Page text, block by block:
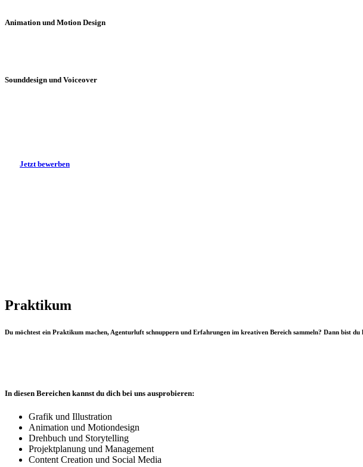
Animation und Motion Design
Sounddesign und Voiceover
Jetzt bewerben
Praktikum
Du möchtest ein Praktikum machen, Agenturluft schnuppern und Erfahrungen im kreativen Bereich sammeln? Dann bist
In diesen Bereichen kannst du dich bei uns ausprobieren:
Grafik und Illustration
Animation und Motiondesign
Drehbuch und Storytelling
Projektplanung und Management
Content Creation und Social Media